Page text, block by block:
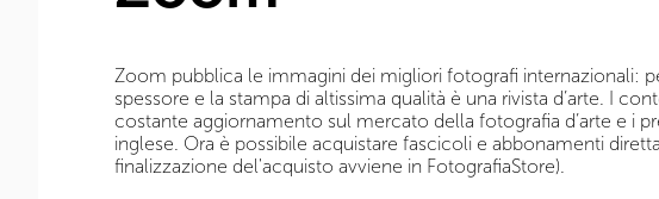
Zoom pubblica le immagini dei migliori fotografi internazionali:
spessore e la stampa di altissima qualità è una rivista d’arte. I
costante aggiornamento sul mercato della fotografia d’arte e i
inglese. Ora è possibile acquistare fascicoli e abbonamenti
finalizzazione del'acquisto avviene in FotografiaStore).